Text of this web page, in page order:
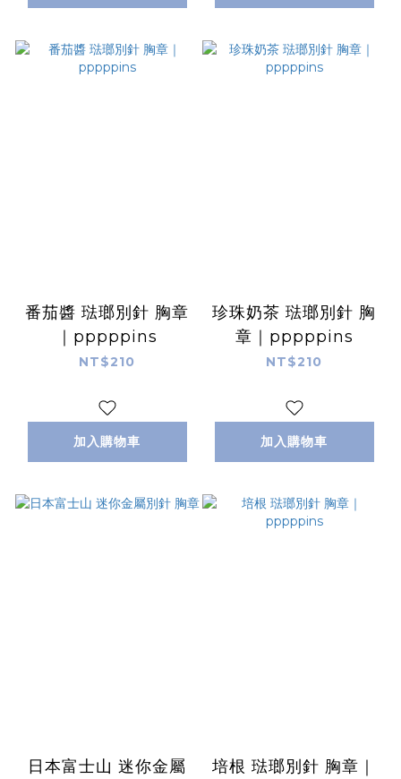
番茄醬 琺瑯別針 胸章
｜pppppins
NT$210
加入購物車
珍珠奶茶 琺瑯別針 胸
章｜pppppins
NT$210
加入購物車
日本富士山 迷你金屬
培根 琺瑯別針 胸章｜